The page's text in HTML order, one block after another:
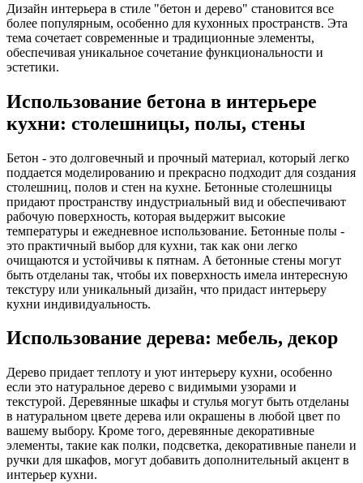
Дизайн интерьера в стиле "бетон и дерево" становится все
более популярным, особенно для кухонных пространств. Эта
тема сочетает современные и традиционные элементы,
обеспечивая уникальное сочетание функциональности и
эстетики.
Использование бетона в интерьере
кухни: столешницы, полы, стены
Бетон - это долговечный и прочный материал, который легко
поддается моделированию и прекрасно подходит для создания
столешниц, полов и стен на кухне. Бетонные столешницы
придают пространству индустриальный вид и обеспечивают
рабочую поверхность, которая выдержит высокие
температуры и ежедневное использование. Бетонные полы -
это практичный выбор для кухни, так как они легко
очищаются и устойчивы к пятнам. А бетонные стены могут
быть отделаны так, чтобы их поверхность имела интересную
текстуру или уникальный дизайн, что придаст интерьеру
кухни индивидуальность.
Использование дерева: мебель, декор
Дерево придает теплоту и уют интерьеру кухни, особенно
если это натуральное дерево с видимыми узорами и
текстурой. Деревянные шкафы и стулья могут быть отделаны
в натуральном цвете дерева или окрашены в любой цвет по
вашему выбору. Кроме того, деревянные декоративные
элементы, такие как полки, подсветка, декоративные панели и
ручки для шкафов, могут добавить дополнительный акцент в
интерьер кухни.